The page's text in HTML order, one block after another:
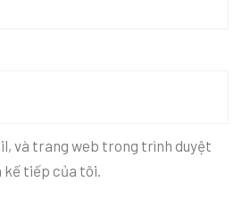
và trang web trong trình duyệt
kế tiếp của tôi.